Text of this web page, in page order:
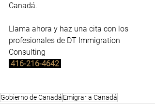
Canadá.
Llama ahora y haz una cita con los
profesionales de DT Immigration
Consulting
416-216-4642
Gobierno de Canadá Emigrar a Canadá